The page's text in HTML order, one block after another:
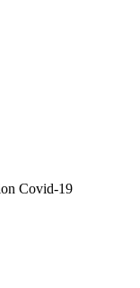
Covid-19